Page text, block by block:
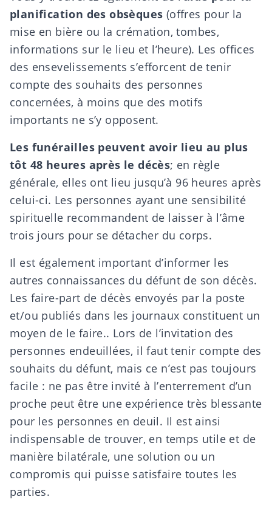
planification des obsèques (offres pour la
mise en bière ou la crémation, tombes,
informations sur le lieu et l’heure). Les offices
des ensevelissements s’efforcent de tenir
compte des souhaits des personnes
concernées, à moins que des motifs
importants ne s’y opposent.
Les funérailles peuvent avoir lieu au plus
tôt 48 heures après le décès; en règle
générale, elles ont lieu jusqu’à 96 heures après
celui-ci. Les personnes ayant une sensibilité
spirituelle recommandent de laisser à l’âme
trois jours pour se détacher du corps.
Il est également important d’informer les
autres connaissances du défunt de son décès.
Les faire-part de décès envoyés par la poste
et/ou publiés dans les journaux constituent un
moyen de le faire.. Lors de l’invitation des
personnes endeuillées, il faut tenir compte des
souhaits du défunt, mais ce n’est pas toujours
facile : ne pas être invité à l’enterrement d’un
proche peut être une expérience très blessante
pour les personnes en deuil. Il est ainsi
indispensable de trouver, en temps utile et de
manière bilatérale, une solution ou un
compromis qui puisse satisfaire toutes les
parties.